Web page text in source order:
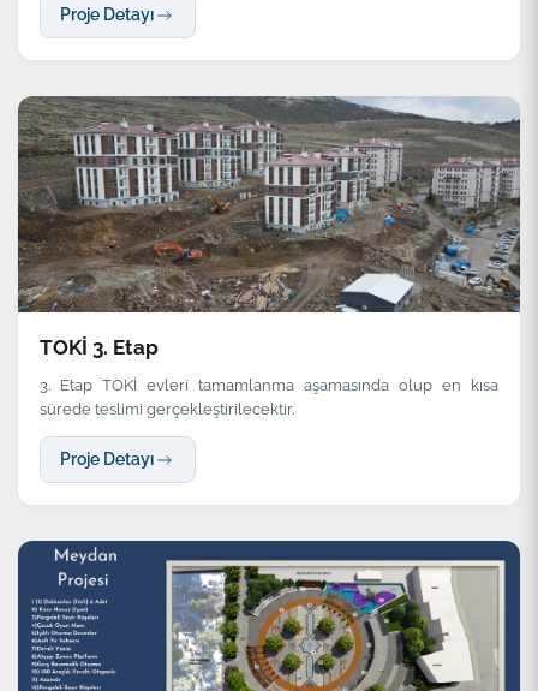
Proje Detayı
TOKİ 3. Etap
3. Etap TOKİ evleri tamamlanma aşamasında olup en kısa
sürede teslimi gerçekleştirilecektir.
Proje Detayı